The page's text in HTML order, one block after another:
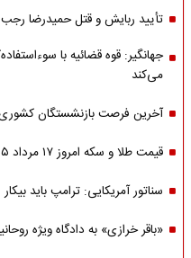
تأیید ربایش و قتل حمیدرضا
جهانگیر: قوه قضائیه با
می‌کند
آخرین فرصت بازنشستگان
قیمت طلا و سکه امروز ۱۷ مرداد ۱۴۰۵ | قیمت طلا از ۱۹ میلیون گذشت
سناتور آمریکایی: ترامپ باید
«باقر خرازی» به دادگاه ویژه